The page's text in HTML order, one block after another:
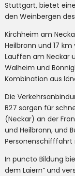
Stuttgart, bietet
den Weinbergen
Kirchheim am
Heilbronn und 17
Lauffen am Neckar
Walheim und
Kombination aus
Die
B27 sorgen für
(Neckar) an der
und Heilbronn, und
In puncto Bildung
dem Laiern“ und